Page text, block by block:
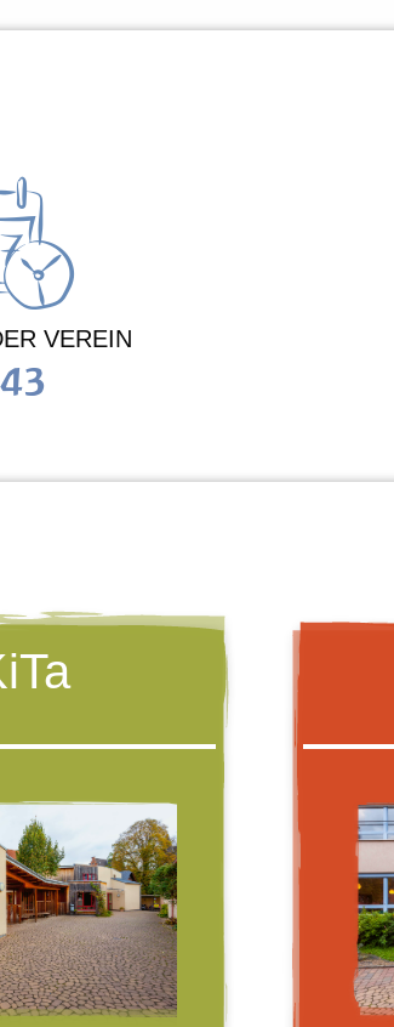
VEREIN